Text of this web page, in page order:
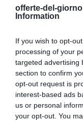
offerte-del-
Information
If you wish to opt-
processing of your
targeted advertising
section to confirm
opt-out request is
interest-based ads
us or personal
your opt-out. You
Cellulari e Smartphone
in offerta 469,99€